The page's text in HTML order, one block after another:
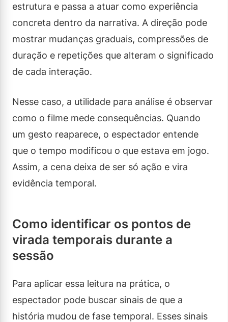
estrutura e passa a atuar como experiência
concreta dentro da narrativa. A direção pode
mostrar mudanças graduais, compressões de
duração e repetições que alteram o significado
de cada interação.
Nesse caso, a utilidade para análise é observar
como o filme mede consequências. Quando
um gesto reaparece, o espectador entende
que o tempo modificou o que estava em jogo.
Assim, a cena deixa de ser só ação e vira
evidência temporal.
Como identificar os pontos de
virada temporais durante a
sessão
Para aplicar essa leitura na prática, o
espectador pode buscar sinais de que a
história mudou de fase temporal. Esses sinais